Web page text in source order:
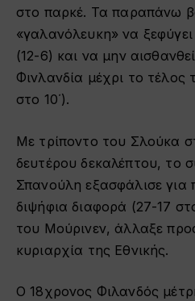
στο παρκέ. Τα παραπάνω
«γαλανόλευκη» να
(12-6) και να μην
Φινλανδία μέχρι το τέλος
στο 10΄).
Με τρίποντο του Σλούκα
δευτέρου δεκαλέπτου, το
Σπανούλη εξασφάλισε
διψήφια διαφορά (27-17
του Μούρινεν, άλλαξε
κυριαρχία της Εθνικής.
Ο 18χρονος Φιλανδός